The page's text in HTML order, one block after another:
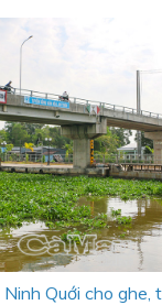
Quới cho ghe,